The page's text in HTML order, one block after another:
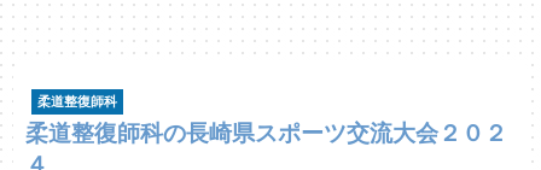
柔道整復師科
柔道整復師科の長崎県スポーツ交流大会２０２
４